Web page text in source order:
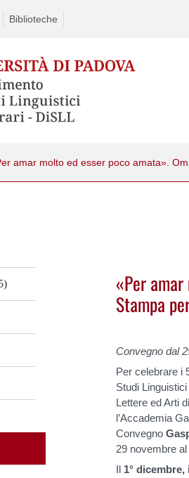
Biblioteche
amar molto ed esser poco amata».
«Per
Stampa
Convegno dal
Per celebrare i
Studi
Lettere ed Arti
l’Accademia
Convegno
29 novembre
Il 1°